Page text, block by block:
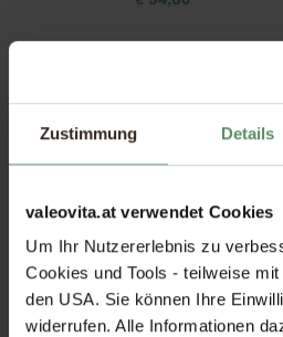
Zustimmung Details
valeovita.at verwendet Cookies
Um Ihr Nutzererlebnis zu
Cookies und Tools - teilweise
den USA. Sie können Ihre
widerrufen. Alle Informationen
Nattokinase Kapseln
€ 21,80